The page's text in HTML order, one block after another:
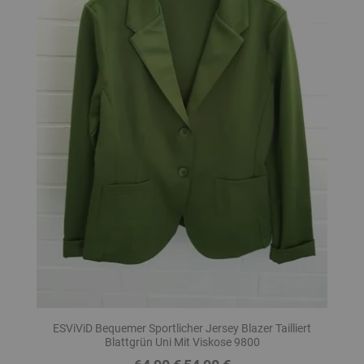
ESViViD Bequemer Sportlicher Jersey Blazer Tailliert
Blattgrün Uni Mit Viskose 9800